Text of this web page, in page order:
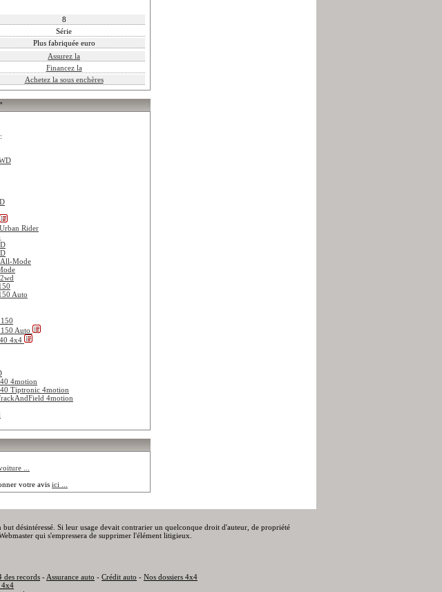
8
Série
Plus fabriquée euro
Assurez la
Financez la
Achetez la sous enchères
Rider
All-Mode
Auto
Auto
4x4
4motion
Tiptronic 4motion
4motion
...
votre avis ici ...
désintéressé. Si leur usage devait contrarier un quelconque droit d'auteur, de propriété
qui s'empressera de supprimer l'élément litigieux.
des records - Assurance auto - Crédit auto - Nos dossiers 4x4
4x4